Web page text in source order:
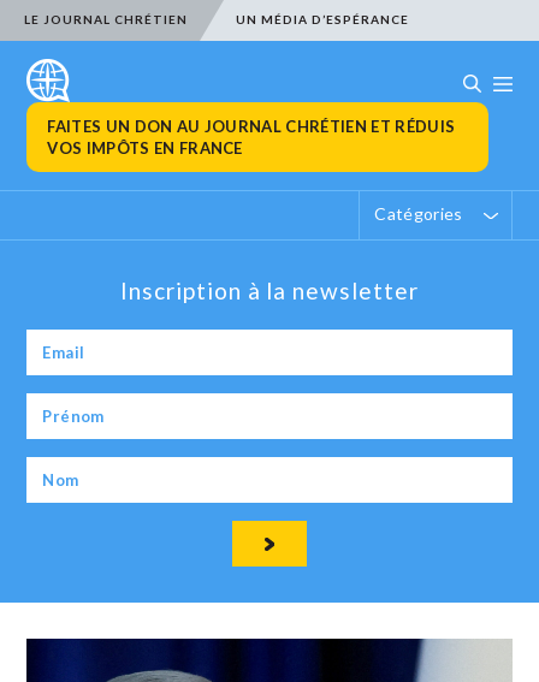
LE JOURNAL CHRÉTIEN UN MÉDIA D’ESPÉRANCE
FAITES UN DON AU JOURNAL CHRÉTIEN ET RÉDUIS
VOS IMPÔTS EN FRANCE
Catégories
Inscription à la newsletter